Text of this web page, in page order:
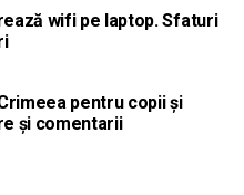
wifi pe laptop. Sfaturi
pentru copii și
și comentarii